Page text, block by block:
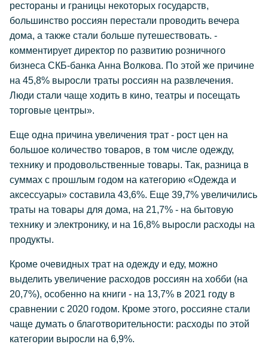
рестораны и границы некоторых государств,
большинство россиян перестали проводить вечера
дома, а также стали больше путешествовать. -
комментирует директор по развитию розничного
бизнеса СКБ-банка Анна Волкова. По этой же причине
на 45,8% выросли траты россиян на развлечения.
Люди стали чаще ходить в кино, театры и посещать
торговые центры».
Еще одна причина увеличения трат - рост цен на
большое количество товаров, в том числе одежду,
технику и продовольственные товары. Так, разница в
суммах с прошлым годом на категорию «Одежда и
аксессуары» составила 43,6%. Еще 39,7% увеличились
траты на товары для дома, на 21,7% - на бытовую
технику и электронику, и на 16,8% выросли расходы на
продукты.
Кроме очевидных трат на одежду и еду, можно
выделить увеличение расходов россиян на хобби (на
20,7%), особенно на книги - на 13,7% в 2021 году в
сравнении с 2020 годом. Кроме этого, россияне стали
чаще думать о благотворительности: расходы по этой
категории выросли на 6,9%.